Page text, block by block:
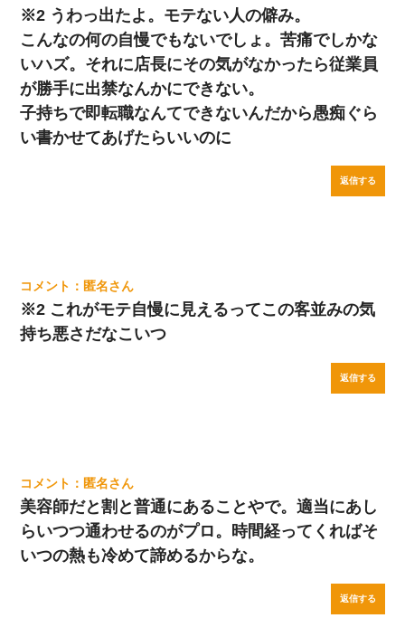
※2 うわっ出たよ。モテない人の僻み。
こんなの何の自慢でもないでしょ。苦痛でしかな
いハズ。それに店長にその気がなかったら従業員
が勝手に出禁なんかにできない。
子持ちで即転職なんてできないんだから愚痴ぐら
い書かせてあげたらいいのに
返信する
匿名
※2 これがモテ自慢に見えるってこの客並みの気
持ち悪さだなこいつ
返信する
匿名
美容師だと割と普通にあることやで。適当にあし
らいつつ通わせるのがプロ。時間経ってくればそ
いつの熱も冷めて諦めるからな。
返信する